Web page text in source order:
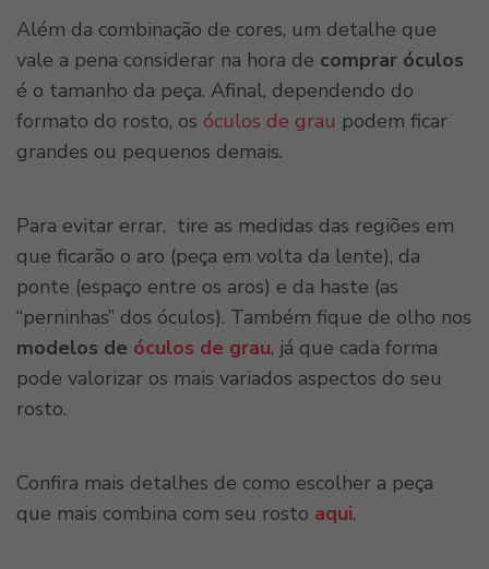
Além da combinação de cores, um detalhe que
vale a pena considerar na hora de comprar óculos
é o tamanho da peça. Afinal, dependendo do
formato do rosto, os óculos de grau podem ficar
grandes ou pequenos demais.
Para evitar errar, tire as medidas das regiões em
que ficarão o aro (peça em volta da lente), da
ponte (espaço entre os aros) e da haste (as
“perninhas” dos óculos). Também fique de olho nos
modelos de óculos de grau, já que cada forma
pode valorizar os mais variados aspectos do seu
rosto.
Confira mais detalhes de como escolher a peça
que mais combina com seu rosto aqui.